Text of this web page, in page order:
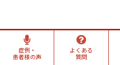
症例・
患者様の声
よくある
質問